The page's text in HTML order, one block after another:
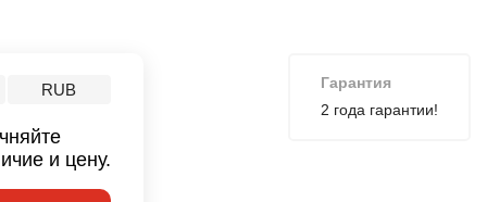
RUB
и цену.
Гарантия
2 года гарантии!